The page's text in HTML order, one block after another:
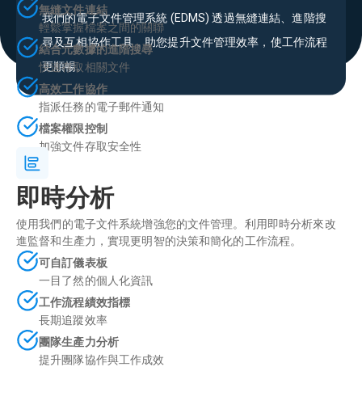
我們的電子文件管理系統 (EDMS) 透過無縫連結、進階搜
尋及互相協作工具，助您提升文件管理效率，使工作流程
更順暢。
無縫文件連結
輕鬆掌握檔案之間的關聯
結合元數據的進階搜尋
快速存取相關文件
高效工作協作
指派任務的電子郵件通知
檔案權限控制
加強文件存取安全性
即時分析
使用我們的電子文件系統增強您的文件管理。利用即時分析來改
進監督和生產力，實現更明智的決策和簡化的工作流程。
可自訂儀表板
一目了然的個人化資訊
工作流程績效指標
長期追蹤效率
團隊生產力分析
提升團隊協作與工作成效